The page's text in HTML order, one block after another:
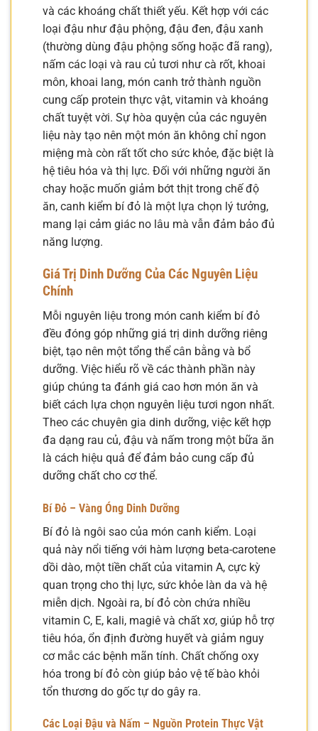
và các khoáng chất thiết yếu. Kết hợp với các
loại đậu như đậu phộng, đậu đen, đậu xanh
(thường dùng đậu phộng sống hoặc đã rang),
nấm các loại và rau củ tươi như cà rốt, khoai
môn, khoai lang, món canh trở thành nguồn
cung cấp protein thực vật, vitamin và khoáng
chất tuyệt vời. Sự hòa quyện của các nguyên
liệu này tạo nên một món ăn không chỉ ngon
miệng mà còn rất tốt cho sức khỏe, đặc biệt là
hệ tiêu hóa và thị lực. Đối với những người ăn
chay hoặc muốn giảm bớt thịt trong chế độ
ăn, canh kiểm bí đỏ là một lựa chọn lý tưởng,
mang lại cảm giác no lâu mà vẫn đảm bảo đủ
năng lượng.
Giá Trị Dinh Dưỡng Của Các Nguyên Liệu
Chính
Mỗi nguyên liệu trong món canh kiểm bí đỏ
đều đóng góp những giá trị dinh dưỡng riêng
biệt, tạo nên một tổng thể cân bằng và bổ
dưỡng. Việc hiểu rõ về các thành phần này
giúp chúng ta đánh giá cao hơn món ăn và
biết cách lựa chọn nguyên liệu tươi ngon nhất.
Theo các chuyên gia dinh dưỡng, việc kết hợp
đa dạng rau củ, đậu và nấm trong một bữa ăn
là cách hiệu quả để đảm bảo cung cấp đủ
dưỡng chất cho cơ thể.
Bí Đỏ – Vàng Óng Dinh Dưỡng
Bí đỏ là ngôi sao của món canh kiểm. Loại
quả này nổi tiếng với hàm lượng beta-carotene
dồi dào, một tiền chất của vitamin A, cực kỳ
quan trọng cho thị lực, sức khỏe làn da và hệ
miễn dịch. Ngoài ra, bí đỏ còn chứa nhiều
vitamin C, E, kali, magiê và chất xơ, giúp hỗ trợ
tiêu hóa, ổn định đường huyết và giảm nguy
cơ mắc các bệnh mãn tính. Chất chống oxy
hóa trong bí đỏ còn giúp bảo vệ tế bào khỏi
tổn thương do gốc tự do gây ra.
Các Loại Đậu và Nấm – Nguồn Protein Thực Vật